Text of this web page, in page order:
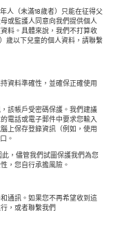
人（未滿18歲者）只能在征得父
或監護人同意向我們提供個人
料。具體來說，我們不打算收
歲以下兒童的個人資料，請聯繫
資料準確性，並確保正確使用
該帳戶受密碼保護。我們建議
電話或電子郵件中要求您輸入
上保存登錄資訊（例如，使用
。
，儘管我們試圖保護我們為您
，您自行承擔風險。
通訊。如果您不再希望收到這
，或者聯繫我們